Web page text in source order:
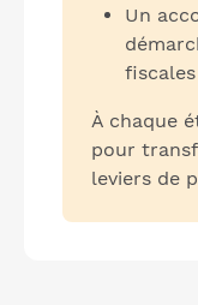
Un
fiscales
À chaque
pour
leviers de